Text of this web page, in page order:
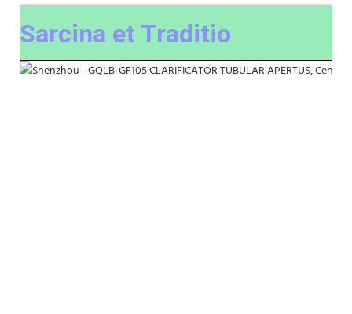
Sarcina et Traditio